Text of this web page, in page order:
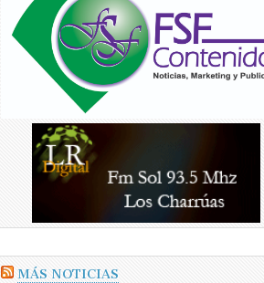
MÁS NOTICIAS